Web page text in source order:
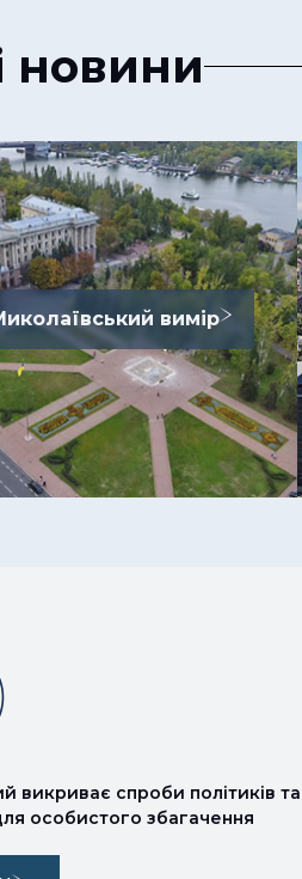
новини
вимір
викриває спроби політиків та
особистого збагачення